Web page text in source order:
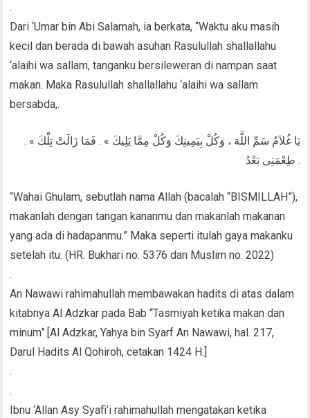
.
Dari ‘Umar bin Abi Salamah, ia berkata, “Waktu aku masih
kecil dan berada di bawah asuhan Rasulullah shallallahu
‘alaihi wa sallam, tanganku bersileweran di nampan saat
makan. Maka Rasulullah shallallahu ‘alaihi wa sallam
bersabda,.
. « يَا غُلاَمُ سَمِّ اللَّهَ ، وَكُلْ بِيَمِينِكَ وَكُلْ مِمَّا يَلِيكَ » . فَمَا زَالَتْ تِلْكَ
طِعْمَتِى بَعْدُ .
“Wahai Ghulam, sebutlah nama Allah (bacalah “BISMILLAH”),
makanlah dengan tangan kananmu dan makanlah makanan
yang ada di hadapanmu.” Maka seperti itulah gaya makanku
setelah itu. (HR. Bukhari no. 5376 dan Muslim no. 2022)
.
An Nawawi rahimahullah membawakan hadits di atas dalam
kitabnya Al Adzkar pada Bab “Tasmiyah ketika makan dan
minum”.[Al Adzkar, Yahya bin Syarf An Nawawi, hal. 217,
Darul Hadits Al Qohiroh, cetakan 1424 H.]
.
.
Ibnu ‘Allan Asy Syafi’i rahimahullah mengatakan ketika